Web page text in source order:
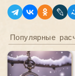
Популярные